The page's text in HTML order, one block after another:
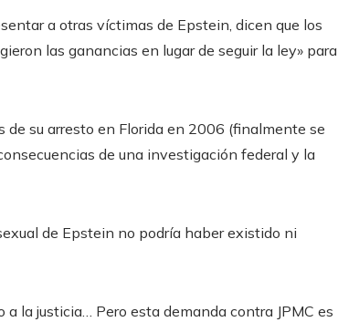
a otras víctimas de Epstein, dicen que los
las ganancias en lugar de seguir la ley» para
de su arresto en Florida en 2006 (finalmente se
de una investigación federal y la
de Epstein no podría haber existido ni
a la justicia… Pero esta demanda contra JPMC es